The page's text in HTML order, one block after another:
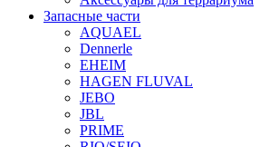
Запасные части
AQUAEL
Dennerle
EHEIM
HAGEN FLUVAL
JEBO
JBL
PRIME